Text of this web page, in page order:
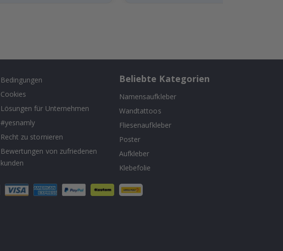
Bedingungen
Cookies
Lösungen für Unternehmen
#yesnamly
Recht zu stornieren
Bewertungen von zufriedenen
kunden
Beliebte Kategorien
Namensaufkleber
Wandtattoos
Fliesenaufkleber
Poster
Aufkleber
Klebefolie